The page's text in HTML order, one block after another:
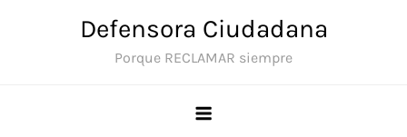
Defensora Ciudadana
Porque RECLAMAR siempre